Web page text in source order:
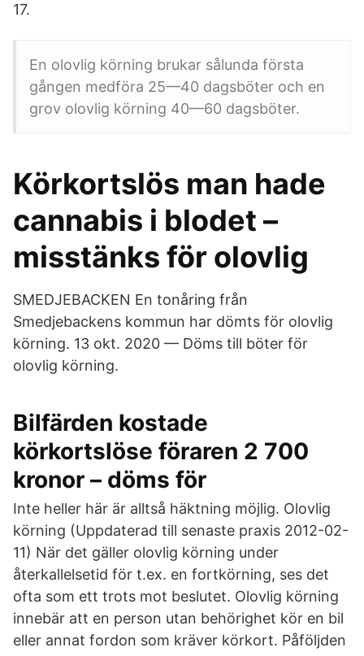
17.
En olovlig körning brukar sålunda första
gången medföra 25—40 dagsböter och en
grov olovlig körning 40—60 dagsböter.
Körkortslös man hade
cannabis i blodet –
misstänks för olovlig
SMEDJEBACKEN En tonåring från
Smedjebackens kommun har dömts för olovlig
körning. 13 okt. 2020 — Döms till böter för
olovlig körning.
Bilfärden kostade
körkortslöse föraren 2 700
kronor – döms för
Inte heller här är alltså häktning möjlig. Olovlig
körning (Uppdaterad till senaste praxis 2012-02-
11) När det gäller olovlig körning under
återkallelsetid för t.ex. en fortkörning, ses det
ofta som ett trots mot beslutet. Olovlig körning
innebär att en person utan behörighet kör en bil
eller annat fordon som kräver körkort. Påföljden